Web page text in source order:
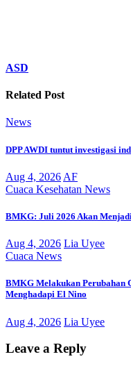
ASD
Related Post
News
DPP AWDI tuntut investigasi
Aug 4, 2026 AF
Cuaca Kesehatan News
BMKG: Juli 2026 Akan
Aug 4, 2026 Lia Uyee
Cuaca News
BMKG Melakukan Perubahan
Menghadapi El Nino
Aug 4, 2026 Lia Uyee
Leave a Reply